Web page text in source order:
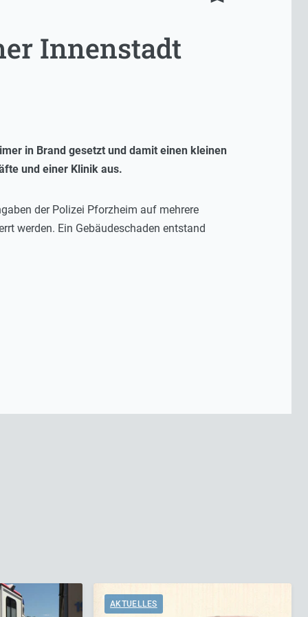
Innenstadt
in Brand gesetzt und damit einen kleinen
und einer Klinik aus.
der Polizei Pforzheim auf mehrere
werden. Ein Gebäudeschaden entstand
AKTUELLES